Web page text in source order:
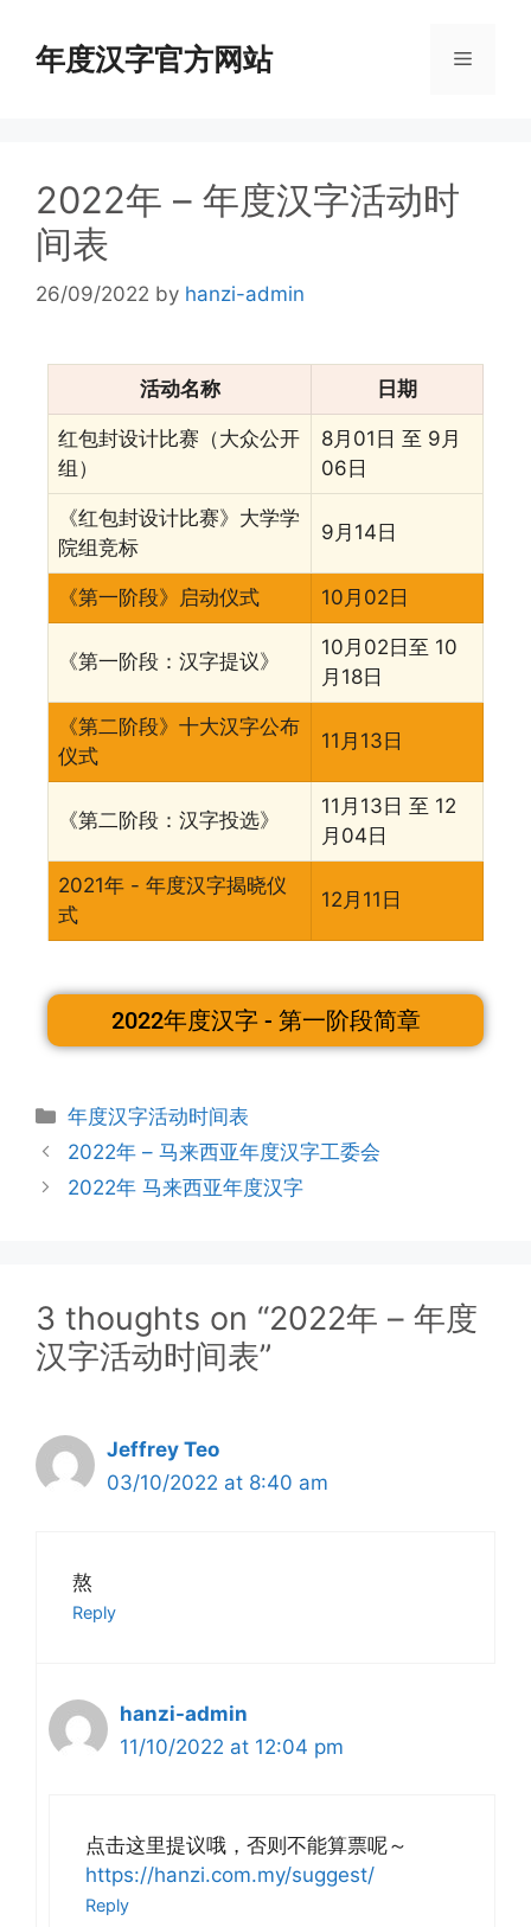
年度汉字官方网站
2022年 – 年度汉字活动时
间表
26/09/2022 by hanzi-admin
活动名称 日期
红包封设计比赛（⼤众公开
组）
8⽉01⽇ ⾄ 9⽉
06⽇
《红包封设计⽐赛》⼤学学
院组竞标
9⽉14⽇
《第⼀阶段》启动仪式 10⽉02⽇
《第⼀阶段：汉字提议》
10⽉02⽇⾄ 10
⽉18⽇
《第⼆阶段》十大汉字公布
仪式
11⽉13⽇
《第⼆阶段：汉字投选》
11⽉13⽇ ⾄ 12
⽉04⽇
2021年 - 年度汉字揭晓仪
式
12⽉11⽇
2022年度汉字 - 第一阶段简章
年度汉字活动时间表
2022年 – 马来西亚年度汉字工委会
2022年 马来西亚年度汉字
3 thoughts on “2022年 – 年度
汉字活动时间表”
Jeffrey Teo
03/10/2022 at 8:40 am
熬
Reply
hanzi-admin
11/10/2022 at 12:04 pm
点击这里提议哦，否则不能算票呢～
https://hanzi.com.my/suggest/
Reply